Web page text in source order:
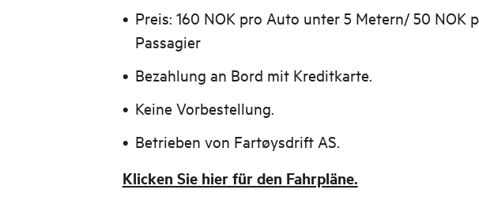
Preis: 160 NOK pro Auto unter 5 Metern/ 50 NOK
Passagier
Bezahlung an Bord mit Kreditkarte.
Keine Vorbestellung.
Betrieben von Fartøysdrift AS.
Klicken Sie hier für den Fahrpläne.